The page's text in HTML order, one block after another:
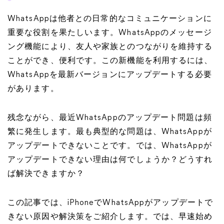
WhatsAppは他者との日常的なコミュニケーションに
重要な役割を果たしいます。WhatsAppのメッセージ
ング機能により、友人や家族とのつながりを維持する
ことができ、便利です。この新機能を利用するには、
WhatsAppを最新バージョンにアップデートする必要
があります。
残念ながら、最近WhatsAppのアップデート問題は頻
繁に発生します。最も典型的な問題は、WhatsAppが
アップデートできないことです。では、WhatsAppが
アップデートできない理由は何でしょうか？どうすれ
ば解決できますか？
この記事では、iPhoneでWhatsAppがアップデートで
きない原因や解決策をご紹介します。では、早速始め